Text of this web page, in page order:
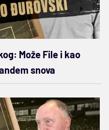
Može File i kao
snova